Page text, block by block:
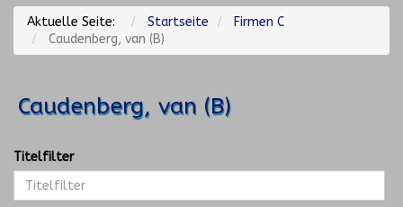
Aktuelle Seite: Startseite
Firmen C
Caudenberg, van (B)
Caudenberg, van (B)
Titelfilter